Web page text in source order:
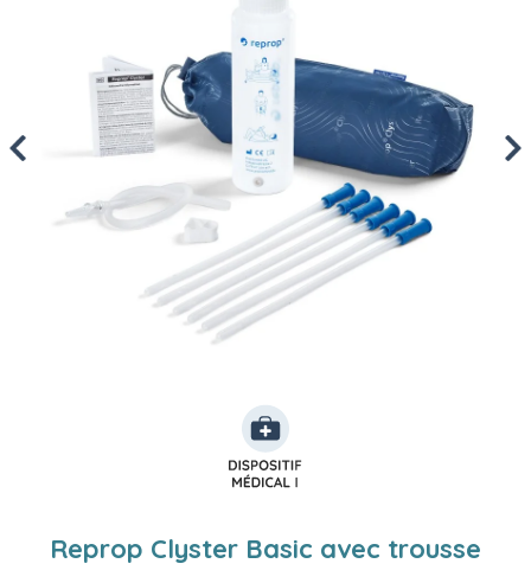
Previous
Reprop Clyster Basic avec trousse